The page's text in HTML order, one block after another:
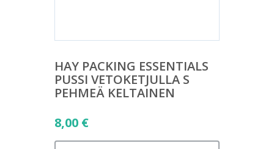
HAY PACKING ESSENTIALS
PUSSI VETOKETJULLA S
PEHMEÄ KELTAINEN
8,00 €